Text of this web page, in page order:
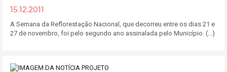
15.12.2011
A Semana da Reflorestação Nacional, que decorreu entre os dias 21 e
27 de novembro, foi pelo segundo ano assinalada pelo Município. (...)